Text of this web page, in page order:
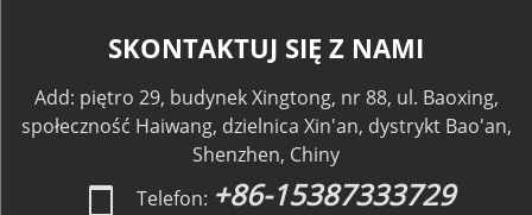
SKONTAKTUJ SIĘ Z NAMI
Add: piętro 29, budynek Xingtong, nr 88, ul. Baoxing,
społeczność Haiwang, dzielnica Xin'an, dystrykt Bao'an,
Shenzhen, Chiny
Telefon: +86-15387333729